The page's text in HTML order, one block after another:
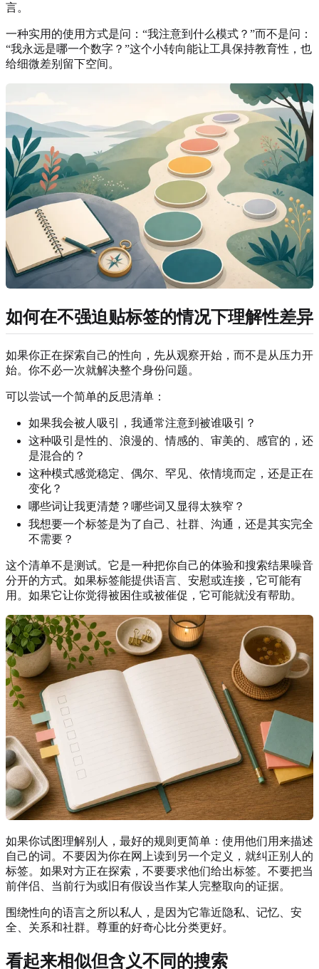
言。
一种实用的使用方式是问：“我注意到什么模式？”而不是问：
“我永远是哪一个数字？”这个小转向能让工具保持教育性，也
给细微差别留下空间。
如何在不强迫贴标签的情况下理解性差异
如果你正在探索自己的性向，先从观察开始，而不是从压力开
始。你不必一次就解决整个身份问题。
可以尝试一个简单的反思清单：
如果我会被人吸引，我通常注意到被谁吸引？
这种吸引是性的、浪漫的、情感的、审美的、感官的，还
是混合的？
这种模式感觉稳定、偶尔、罕见、依情境而定，还是正在
变化？
哪些词让我更清楚？哪些词又显得太狭窄？
我想要一个标签是为了自己、社群、沟通，还是其实完全
不需要？
这个清单不是测试。它是一种把你自己的体验和搜索结果噪音
分开的方式。如果标签能提供语言、安慰或连接，它可能有
用。如果它让你觉得被困住或被催促，它可能就没有帮助。
如果你试图理解别人，最好的规则更简单：使用他们用来描述
自己的词。不要因为你在网上读到另一个定义，就纠正别人的
标签。如果对方正在探索，不要要求他们给出标签。不要把当
前伴侣、当前行为或旧有假设当作某人完整取向的证据。
围绕性向的语言之所以私人，是因为它靠近隐私、记忆、安
全、关系和社群。尊重的好奇心比分类更好。
看起来相似但含义不同的搜索